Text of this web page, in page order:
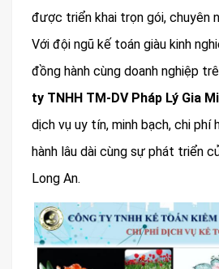
được triển khai trọn gói, chuyên
Với đội ngũ kế toán giàu kinh
đồng hành cùng doanh nghiệp
ty TNHH TM-DV Pháp Lý Gia
dịch vụ uy tín, minh bạch, chi phí
hành lâu dài cùng sự phát triển
Long An.